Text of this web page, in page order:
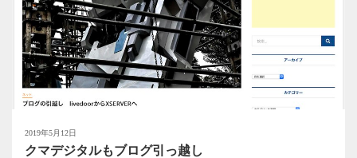
2019年5月12日
クマデジタルもブログ引っ越し